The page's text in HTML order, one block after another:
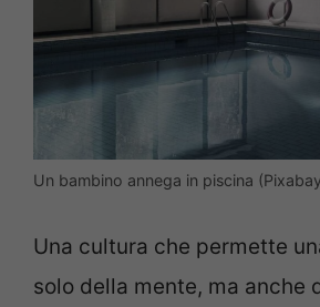
Un bambino annega in piscina
Una cultura che permette
solo della mente, ma anche